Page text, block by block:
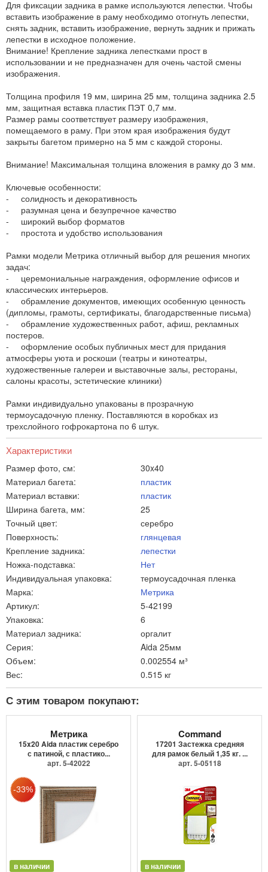
Для фиксации задника в рамке используются лепестки. Чтобы
вставить изображение в раму необходимо отогнуть лепестки,
снять задник, вставить изображение, вернуть задник и прижать
лепестки в исходное положение.
Внимание! Крепление задника лепестками прост в
использовании и не предназначен для очень частой смены
изображения.
Толщина профиля 19 мм, ширина 25 мм, толщина задника 2.5
мм, защитная вставка пластик ПЭТ 0,7 мм.
Размер рамы соответствует размеру изображения,
помещаемого в раму. При этом края изображения будут
закрыты багетом примерно на 5 мм с каждой стороны.
Внимание! Максимальная толщина вложения в рамку до 3 мм.
Ключевые особенности:
- солидность и декоративность
- разумная цена и безупречное качество
- широкий выбор форматов
- простота и удобство использования
Рамки модели Метрика отличный выбор для решения многих
задач:
- церемониальные награждения, оформление офисов и
классических интерьеров.
- обрамление документов, имеющих особенную ценность
(дипломы, грамоты, сертификаты, благодарственные письма)
- обрамление художественных работ, афиш, рекламных
постеров.
- оформление особых публичных мест для придания
атмосферы уюта и роскоши (театры и кинотеатры,
художественные галереи и выставочные залы, рестораны,
салоны красоты, эстетические клиники)
Рамки индивидуально упакованы в прозрачную
термоусадочную пленку. Поставляются в коробках из
трехслойного гофрокартона по 6 штук.
Характеристики
Размер фото, см:
30x40
Материал багета:
пластик
Материал вставки:
пластик
Ширина багета, мм:
25
Точный цвет:
серебро
Поверхность:
глянцевая
Крепление задника:
лепестки
Ножка-подставка:
Нет
Индивидуальная упаковка:
термоусадочная пленка
Марка:
Метрика
Артикул:
5-42199
Упаковка:
6
Материал задника:
оргалит
Серия:
Aida 25мм
Объем:
0.002554 м³
Вес:
0.515 кг
С этим товаром покупают:
Метрика
15x20 Aida пластик серебро
с патиной, с пластико...
арт. 5-42022
в наличии
Command
17201 Застежка средняя
для рамок белый 1,35 кг. ...
арт. 5-05118
в наличии